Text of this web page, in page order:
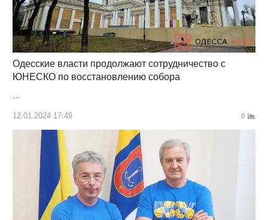
Одесские власти продолжают сотрудничество с
ЮНЕСКО по восстановлению собора
12.01.2024 17:49 6